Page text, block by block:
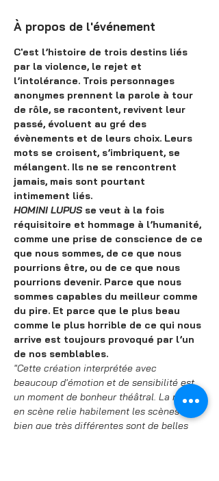
À propos de l'événement
C'est l’histoire de trois destins liés
par la violence, le rejet et
l’intolérance. Trois personnages
anonymes prennent la parole à tour
de rôle, se racontent, revivent leur
passé, évoluent au gré des
évènements et de leurs choix. Leurs
mots se croisent, s’imbriquent, se
mélangent. Ils ne se rencontrent
jamais, mais sont pourtant
intimement liés.
HOMINI LUPUS se veut à la fois
réquisitoire et hommage à l’humanité,
comme une prise de conscience de ce
que nous sommes, de ce que nous
pourrions être, ou de ce que nous
pourrions devenir. Parce que nous
sommes capables du meilleur comme
du pire. Et parce que le plus beau
comme le plus horrible de ce qui nous
arrive est toujours provoqué par l’un
de nos semblables.
"Cette création interprétée avec
beaucoup d'émotion et de sensibilité est
un moment de bonheur théâtral. La mise
en scène relie habilement les scènes qui
bien que très différentes sont de belles